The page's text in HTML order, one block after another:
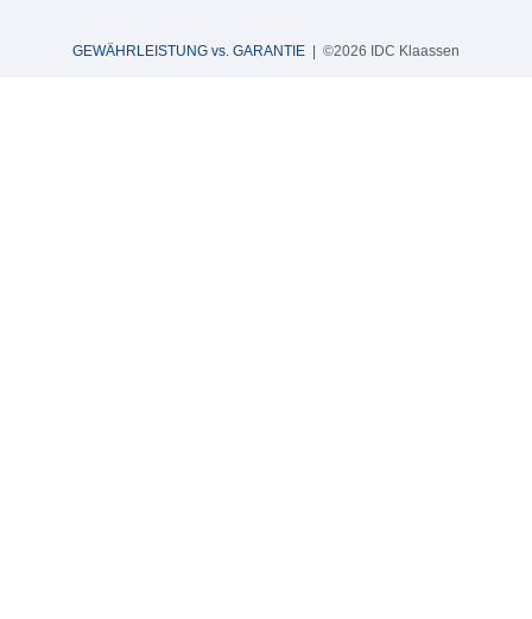
GEWÄHRLEISTUNG vs. GARANTIE | ©2026 IDC Klaassen